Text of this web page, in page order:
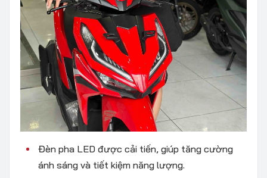
Đèn pha LED được cải tiến, giúp tăng cường
ánh sáng và tiết kiệm năng lượng.